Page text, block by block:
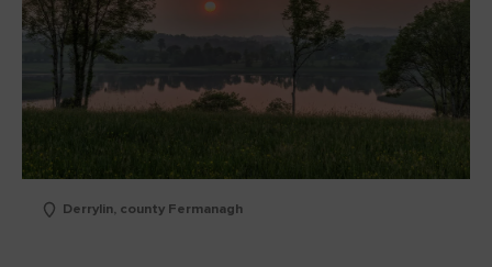
Derrylin, county Fermanagh